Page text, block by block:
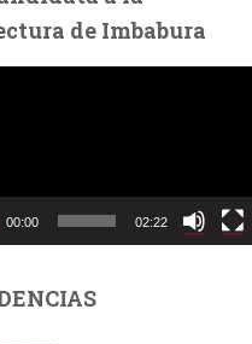
de Imbabura
00:00 02:22